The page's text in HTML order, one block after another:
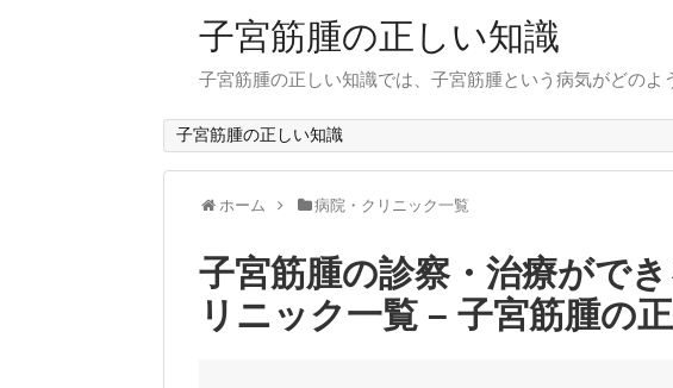
子宮筋腫の正しい知識
子宮筋腫の正しい知識では、子宮筋腫という病気がどの
子宮筋腫の正しい知識
ホーム 病院・クリニック一覧
子宮筋腫の診察・治療がで
リニック一覧 – 子宮筋腫の